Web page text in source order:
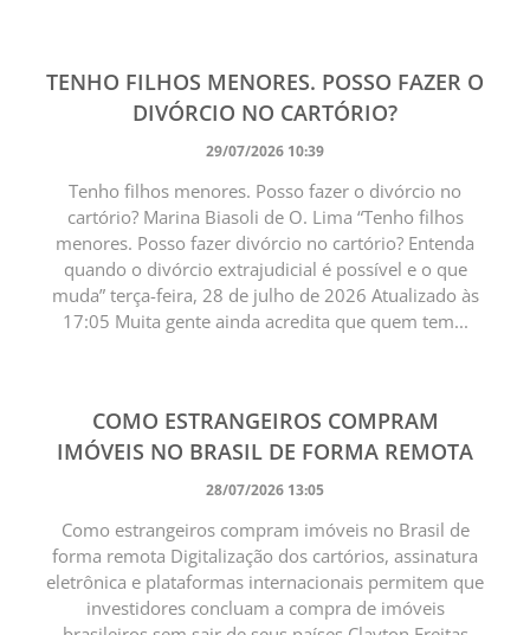
TENHO FILHOS MENORES. POSSO FAZER O
DIVÓRCIO NO CARTÓRIO?
29/07/2026 10:39
Tenho filhos menores. Posso fazer o divórcio no
cartório? Marina Biasoli de O. Lima “Tenho filhos
menores. Posso fazer divórcio no cartório? Entenda
quando o divórcio extrajudicial é possível e o que
muda” terça-feira, 28 de julho de 2026 Atualizado às
17:05 Muita gente ainda acredita que quem tem...
COMO ESTRANGEIROS COMPRAM
IMÓVEIS NO BRASIL DE FORMA REMOTA
28/07/2026 13:05
Como estrangeiros compram imóveis no Brasil de
forma remota Digitalização dos cartórios, assinatura
eletrônica e plataformas internacionais permitem que
investidores concluam a compra de imóveis